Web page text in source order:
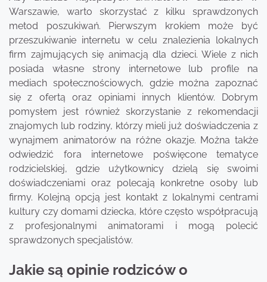
Warszawie, warto skorzystać z kilku sprawdzonych
metod poszukiwań. Pierwszym krokiem może być
przeszukiwanie internetu w celu znalezienia lokalnych
firm zajmujących się animacją dla dzieci. Wiele z nich
posiada własne strony internetowe lub profile na
mediach społecznościowych, gdzie można zapoznać
się z ofertą oraz opiniami innych klientów. Dobrym
pomysłem jest również skorzystanie z rekomendacji
znajomych lub rodziny, którzy mieli już doświadczenia z
wynajmem animatorów na różne okazje. Można także
odwiedzić fora internetowe poświęcone tematyce
rodzicielskiej, gdzie użytkownicy dzielą się swoimi
doświadczeniami oraz polecają konkretne osoby lub
firmy. Kolejną opcją jest kontakt z lokalnymi centrami
kultury czy domami dziecka, które często współpracują
z profesjonalnymi animatorami i mogą polecić
sprawdzonych specjalistów.
Jakie są opinie rodziców o